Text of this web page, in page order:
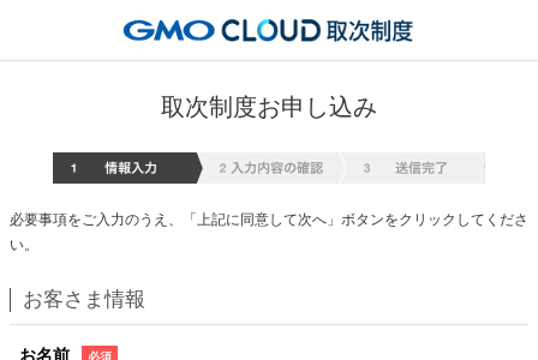
取次制度お申し込み
必要事項をご入力のうえ、「上記に同意して次へ」ボタンをクリックしてくださ
い。
お客さま情報
お名前